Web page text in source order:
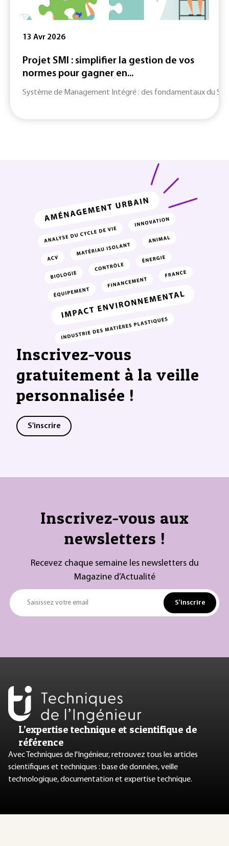
13 Avr 2026
Projet SMI : simplifier la gestion de vos
normes pour gagner en...
Système de Management Intégré : des fondamentaux du
Inscrivez-vous
gratuitement à la veille
personnalisée !
S'inscrire
Inscrivez-vous aux
newsletters !
Recevez chaque semaine les newsletters du
Magazine d’Actualité
Saisissez votre email S'inscrire
L’expertise technique et scientifique de
référence
Avec Techniques de l'Ingénieur, retrouvez tous les articles
scientifiques et techniques : base de données, veille
technologique, documentation et expertise technique.